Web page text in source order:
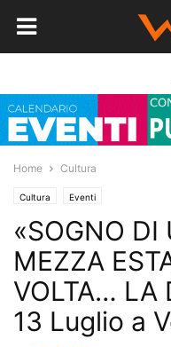
Home Cultura
Cultura Eventi
«SOGNO DI
MEZZA
VOLTA… LA
13 Luglio a